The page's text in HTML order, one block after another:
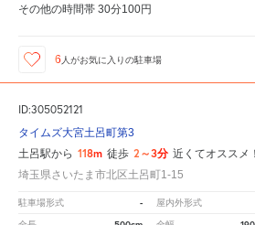
その他の時間帯 30分100円
6 人がお気に入りの駐車場
ID:305052121
タイムズ大宮土呂町第3
土呂駅から 118m 徒歩 2～3分 近くてオススメ！
埼玉県さいたま市北区土呂町1-15
駐車場形式 - 屋内外形式